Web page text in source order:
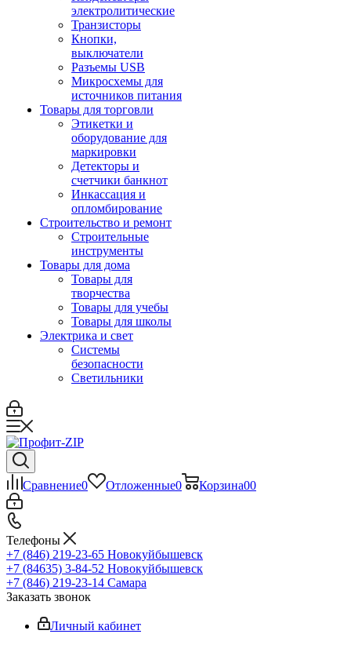
электролитические
Транзисторы
Кнопки,
выключатели
Разъемы USB
Микросхемы для
источников питания
Товары для торговли
Этикетки и
оборудование для
маркировки
Детекторы и
счетчики банкнот
Инкассация и
опломбирование
Строительство и ремонт
Строительные
инструменты
Товары для дома
Товары для
творчества
Товары для учебы
Товары для школы
Электрика и свет
Системы
безопасности
Светильники
Сравнение0 Отложенные0 Корзина00
Телефоны
+7 (846) 219-23-65 Новокуйбышевск
+7 (84635) 3-84-52 Новокуйбышевск
+7 (846) 219-23-14 Самара
Заказать звонок
Личный кабинет